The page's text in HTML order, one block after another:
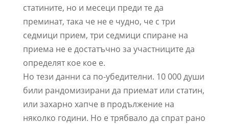
статините, но и месеци преди те да
преминат, така че не е чудно, че с три
седмици прием, три седмици спиране на
приема не е достатъчно за участниците да
определят кое кое е.
Но тези данни са по-убедителни. 10 000 души
били рандомизирани да приемат или статин,
или захарно хапче в продължение на
няколко години. Но е трябвало да спрат рано